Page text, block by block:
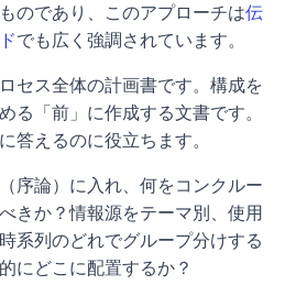
のであり、このアプローチは伝
でも広く強調されています。
セス全体の計画書です。構成を
る「前」に作成する文書です。
答えるのに役立ちます。
序論）に入れ、何をコンクルー
きか？情報源をテーマ別、使用
系列のどれでグループ分けする
にどこに配置するか？